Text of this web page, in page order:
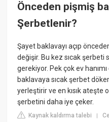
Önceden pişmiş
Şerbetlenir?
Şayet baklavayı açıp
değişir. Bu kez sıcak şerbeti
gerekiyor. Pek çok ev
baklavaya sıcak şerbet
yerleştirir ve en kısık ateşte
şerbetini daha iye çeker.
Kaynak kaldırma talebi |